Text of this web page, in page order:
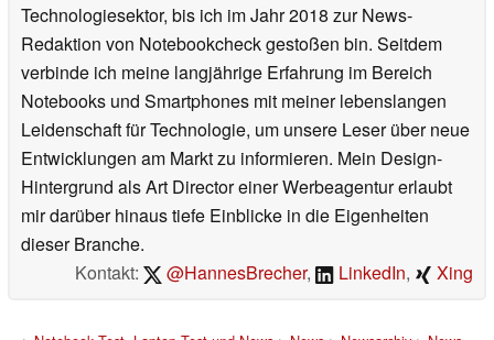
Technologiesektor, bis ich im Jahr 2018 zur News-
Redaktion von Notebookcheck gestoßen bin. Seitdem
verbinde ich meine langjährige Erfahrung im Bereich
Notebooks und Smartphones mit meiner lebenslangen
Leidenschaft für Technologie, um unsere Leser über neue
Entwicklungen am Markt zu informieren. Mein Design-
Hintergrund als Art Director einer Werbeagentur erlaubt
mir darüber hinaus tiefe Einblicke in die Eigenheiten
dieser Branche.
Kontakt:
@HannesBrecher, LinkedIn, Xing